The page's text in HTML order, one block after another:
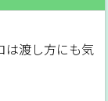
は渡し方にも気